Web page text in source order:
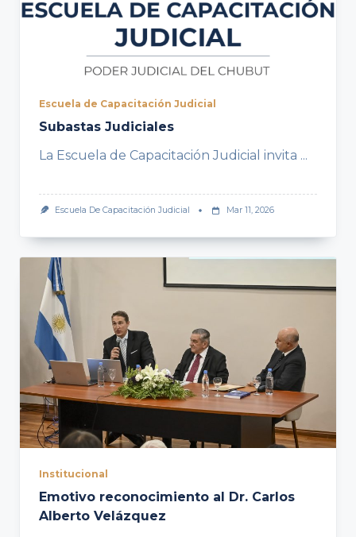
Escuela de Capacitación Judicial
Subastas Judiciales
La Escuela de Capacitación Judicial invita ...
Escuela De Capacitación Judicial Mar 11, 2026
Institucional
Emotivo reconocimiento al Dr. Carlos
Alberto Velázquez